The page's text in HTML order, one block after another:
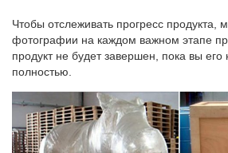
Чтобы отслеживать прогресс продукта,
фотографии на каждом важном этапе
продукт не будет завершен, пока вы его
полностью.